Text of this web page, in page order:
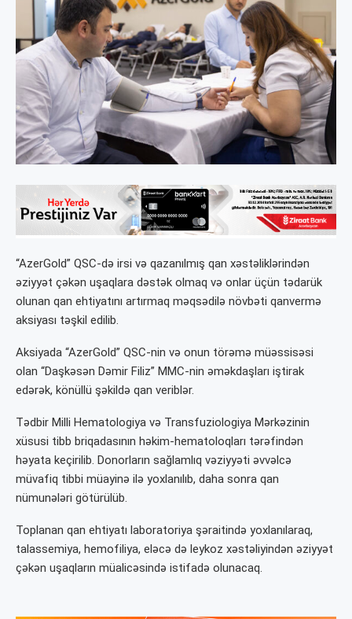
“AzerGold” QSC-də irsi və qazanılmış qan xəstəliklərindən
əziyyət çəkən uşaqlara dəstək olmaq və onlar üçün tədarük
olunan qan ehtiyatını artırmaq məqsədilə növbəti qanvermə
aksiyası təşkil edilib.
Aksiyada “AzerGold” QSC-nin və onun törəmə müəssisəsi
olan “Daşkəsən Dəmir Filiz” MMC-nin əməkdaşları iştirak
edərək, könüllü şəkildə qan veriblər.
Tədbir Milli Hematologiya və Transfuziologiya Mərkəzinin
xüsusi tibb briqadasının həkim-hematoloqları tərəfindən
həyata keçirilib. Donorların sağlamlıq vəziyyəti əvvəlcə
müvafiq tibbi müayinə ilə yoxlanılıb, daha sonra qan
nümunələri götürülüb.
Toplanan qan ehtiyatı laboratoriya şəraitində yoxlanılaraq,
talassemiya, hemofiliya, eləcə də leykoz xəstəliyindən əziyyət
çəkən uşaqların müalicəsində istifadə olunacaq.